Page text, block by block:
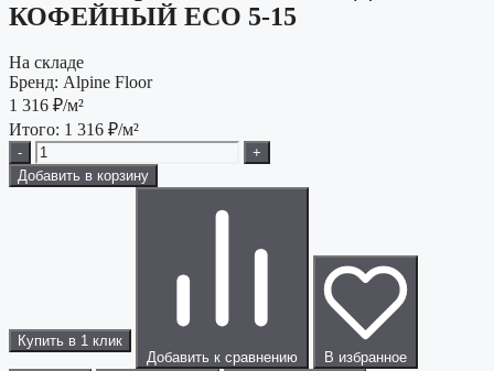
КОФЕЙНЫЙ ECO 5-15
На складе
Бренд: Alpine Floor
1 316 ₽/м²
Итого: 1 316 ₽/м²
-
+
Добавить в корзину
Купить в 1 клик
Добавить к сравнению
В избранное